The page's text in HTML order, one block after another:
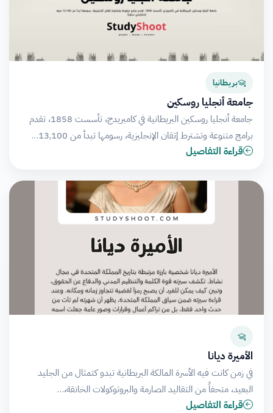
بريطانيا
جامعة أنجليا روسكين
جامعة أنجليا روسكين البريطانية في كامبريدج، تأسست 1858، تقدم
برامج متنوعة وتشترط إتقان الإنجليزية، رسومها تبدأ من 13,100…
قراءة التفاصيل
الأميرة ديانا
في زمن كانت فيه الأسرة المالكة البريطانية تبدو كتمثال من الجليد
البعيد، متحفاً من التقاليد الصارمة والبروتوكولات الخانقة،…
قراءة التفاصيل